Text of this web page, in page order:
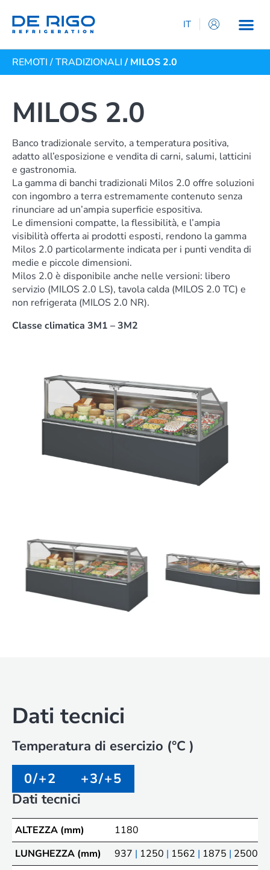
IT
EN
REMOTI /TRADIZIONALI / MILOS 2.0
MILOS 2.0
Banco tradizionale servito, a temperatura positiva,
adatto all’esposizione e vendita di carni, salumi, latticini
e gastronomia.
La gamma di banchi tradizionali Milos 2.0 offre soluzioni
con ingombro a terra estremamente contenuto senza
rinunciare ad un’ampia superficie espositiva.
Le dimensioni compatte, la flessibilità, e l’ampia
visibilità offerta ai prodotti esposti, rendono la gamma
Milos 2.0 particolarmente indicata per i punti vendita di
medie e piccole dimensioni.
Milos 2.0 è disponibile anche nelle versioni: libero
servizio (MILOS 2.0 LS), tavola calda (MILOS 2.0 TC) e
non refrigerata (MILOS 2.0 NR).
Classe climatica 3M1 – 3M2
Dati tecnici
Temperatura di esercizio (°C )
0/+2
+3/+5
Dati tecnici
ALTEZZA (mm)
1180
LUNGHEZZA (mm)
937 | 1250 | 1562 | 1875 | 2500